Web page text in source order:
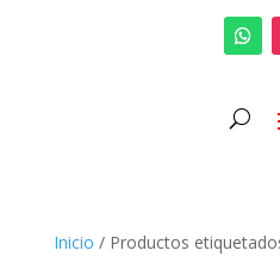
Inicio / Productos